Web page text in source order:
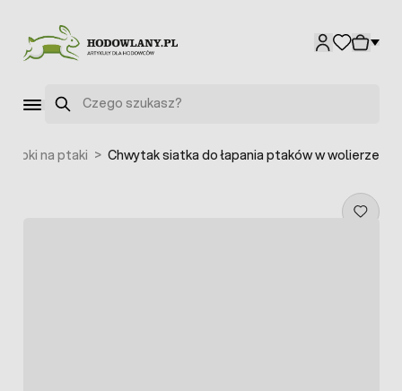
Szukaj
na ptaki > Chwytak siatka do łapania ptaków w wolierze